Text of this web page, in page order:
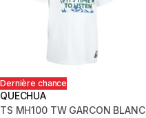
Dernière chance
QUECHUA
TS MH100 TW GARCON BLANC